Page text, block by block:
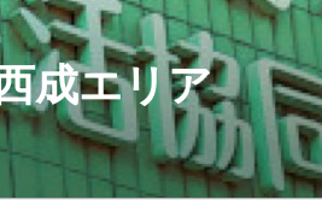
成エリア